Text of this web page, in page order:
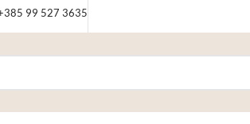
99 527 3635